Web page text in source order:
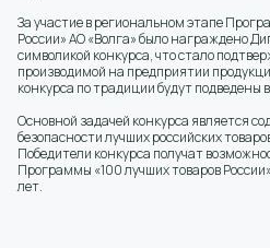
За участие в региональном этапе
России» АО «Волга» было награждено
символикой конкурса, что стало
производимой на предприятии
конкурса по традиции будут подведены
Основной задачей конкурса является
безопасности лучших российских
Победители конкурса получат
Программы «100 лучших товаров
лет.